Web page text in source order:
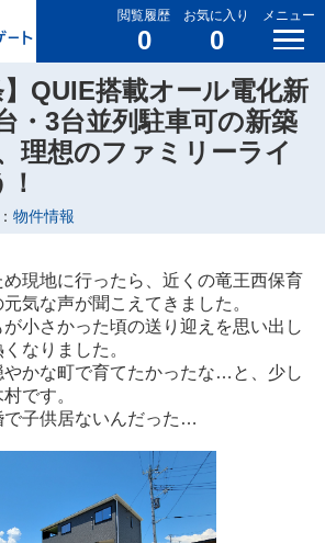
閲覧履歴
0
お気に入り
0
メニュー
】QUIE搭載オール電化新
・3台並列駐車可の新築
理想のファミリーライ
物件情報
現地に行ったら、近くの竜王西保育
気な声が聞こえてきました。
小さかった頃の送り迎えを思い出し
なりました。
やかな町で育てたかったな…と、少し
です。
で子供居ないんだった…